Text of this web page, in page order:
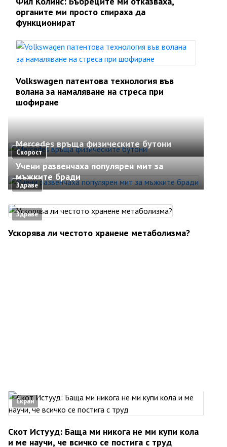
органите ми просто спираха да
функционират
Volkswagen патентова технология във
волана за намаляване на стреса при
шофиране
Скорост
Mercedes връща физическите бутони
Здраве
Учени развенчаха популярен мит за
мъжките бради
Здраве
Ускорява ли честото хранене метаболизма?
Екран
Скот Истууд: Баща ми никога не ми купи кола
и ме научи, че всичко се постига с труд